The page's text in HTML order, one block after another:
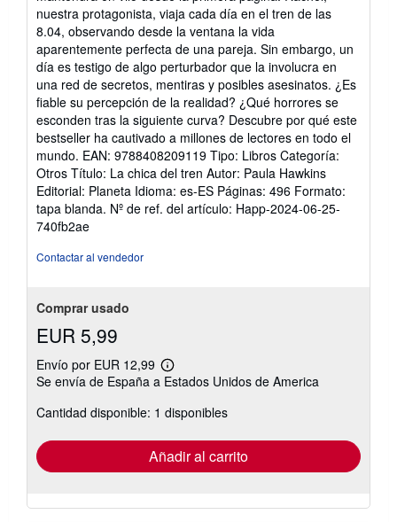
de
5
estrellas
nuestra protagonista, viaja cada día en el tren de las
8.04, observando desde la ventana la vida
aparentemente perfecta de una pareja. Sin embargo, un
día es testigo de algo perturbador que la involucra en
una red de secretos, mentiras y posibles asesinatos. ¿Es
fiable su percepción de la realidad? ¿Qué horrores se
esconden tras la siguiente curva? Descubre por qué este
bestseller ha cautivado a millones de lectores en todo el
mundo. EAN: 9788408209119 Tipo: Libros Categoría:
Otros Título: La chica del tren Autor: Paula Hawkins
Editorial: Planeta Idioma: es-ES Páginas: 496 Formato:
tapa blanda. Nº de ref. del artículo: Happ-2024-06-25-
740fb2ae
Contactar al vendedor
Comprar usado
EUR 5,99
Envío por EUR 12,99
Más
información
las
tarifas
envío
Se envía de España a Estados Unidos de America
Cantidad disponible: 1 disponibles
Añadir al carrito